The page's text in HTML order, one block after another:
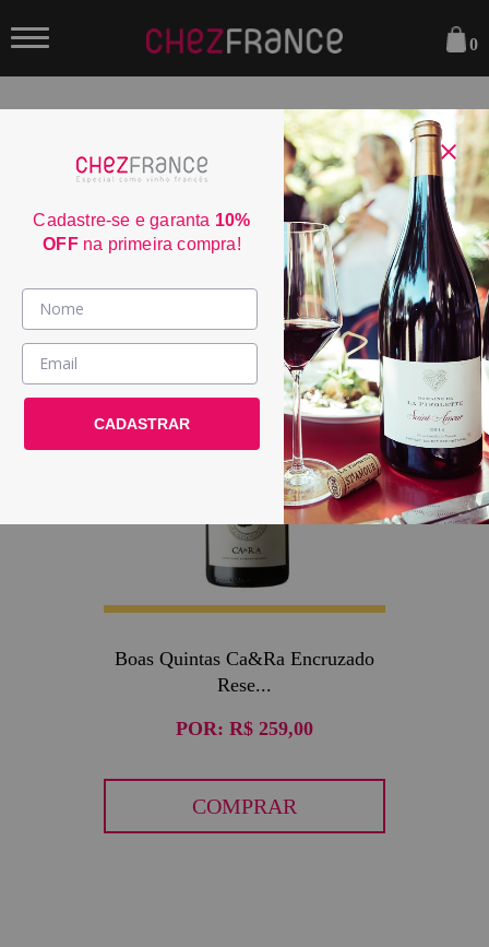
Vinhos >
País / Região >
Le Club >
0
ORDENAR POR:
Boas Quintas Ca&Ra Encruzado
Rese...
POR: R$ 259,00
COMPRAR
Cadastre-se e garanta 10%
OFFna primeira compra!
CADASTRAR